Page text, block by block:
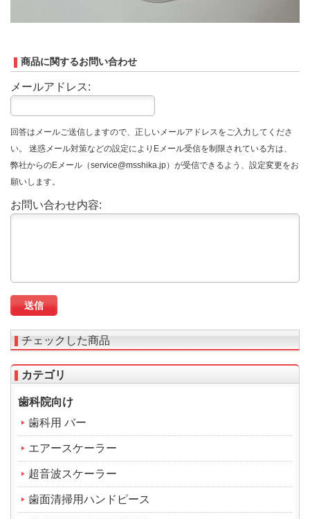
商品に関するお問い合わせ
メールアドレス:
回答はメールご送信しますので、正しいメールアドレスをご入力してくださ
い。 迷惑メール対策などの設定によりEメール受信を制限されている方は、
弊社からのEメール（service@msshika.jp）が受信できるよう、設定変更をお
願いします。
お問い合わせ内容:
チェックした商品
カテゴリ
歯科院向け
歯科用 バー
エアースケーラー
超音波スケーラー
歯面清掃用ハンドピース